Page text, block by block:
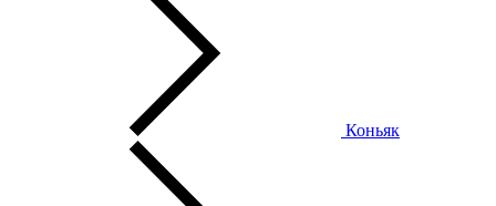
Коньяк